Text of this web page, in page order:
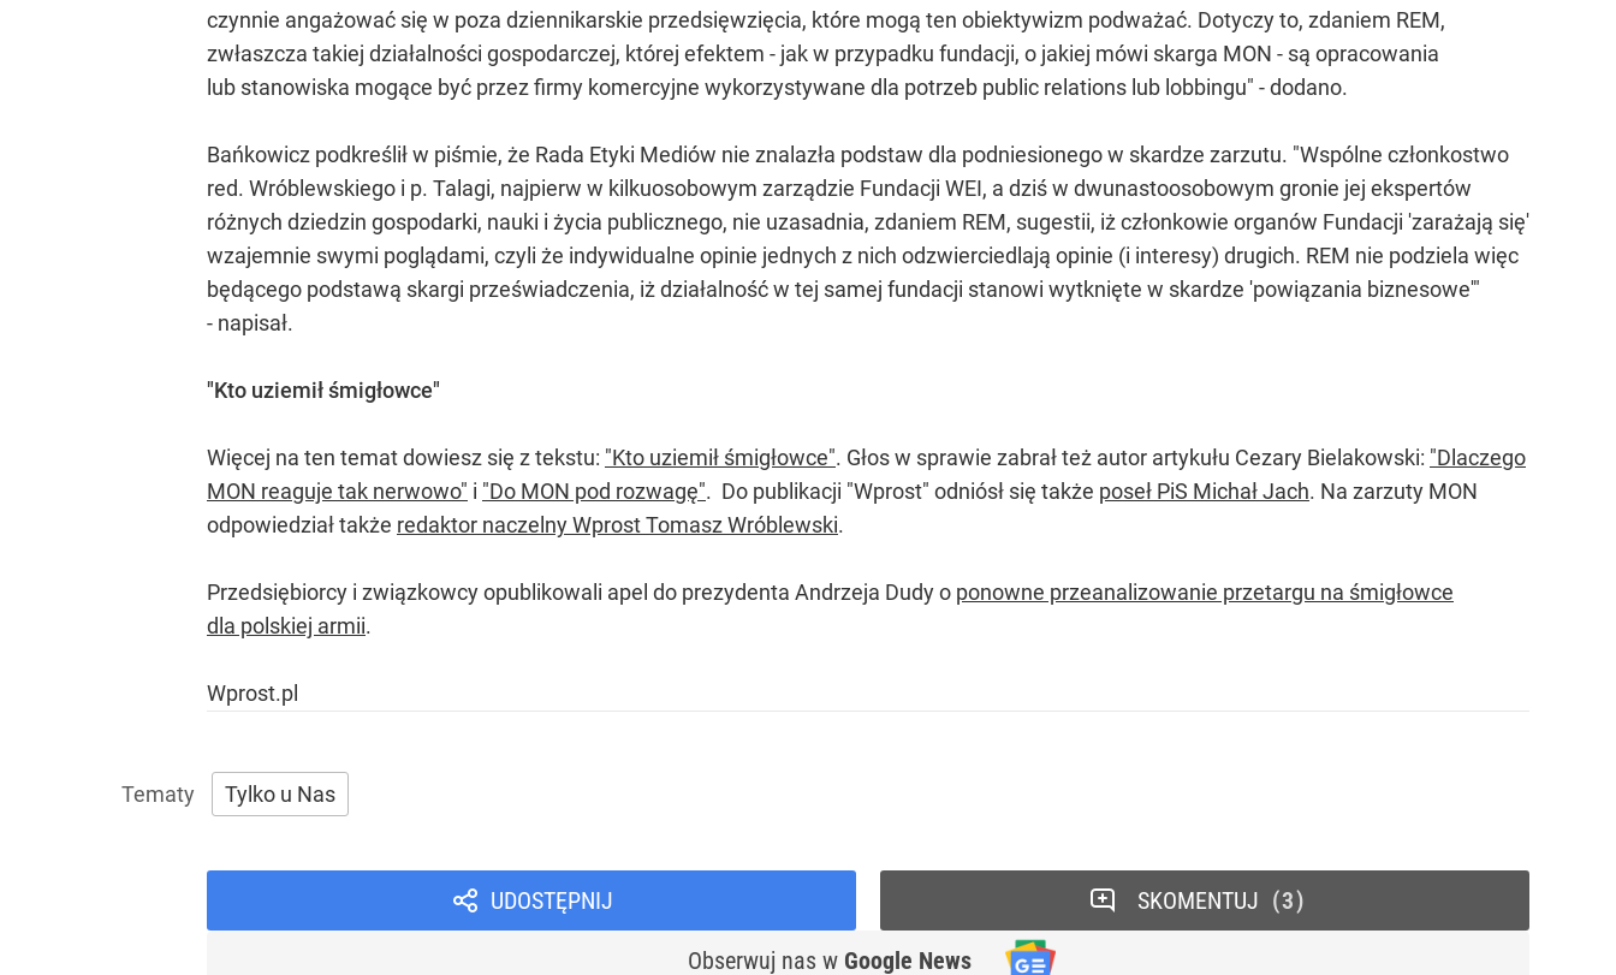
czynnie angażować się w poza dziennikarskie przedsięwzięcia, które mogą ten obiektywizm podważać. Dotyczy to, zdaniem REM,
zwłaszcza takiej działalności gospodarczej, której efektem - jak w przypadku fundacji, o jakiej mówi skarga MON - są opracowania
lub stanowiska mogące być przez firmy komercyjne wykorzystywane dla potrzeb public relations lub lobbingu" - dodano.
Bańkowicz podkreślił w piśmie, że Rada Etyki Mediów nie znalazła podstaw dla podniesionego w skardze zarzutu. "Wspólne członkostwo
red. Wróblewskiego i p. Talagi, najpierw w kilkuosobowym zarządzie Fundacji WEI, a dziś w dwunastoosobowym gronie jej ekspertów
różnych dziedzin gospodarki, nauki i życia publicznego, nie uzasadnia, zdaniem REM, sugestii, iż członkowie organów Fundacji 'zarażają się'
wzajemnie swymi poglądami, czyli że indywidualne opinie jednych z nich odzwierciedlają opinie (i interesy) drugich. REM nie podziela więc
będącego podstawą skargi przeświadczenia, iż działalność w tej samej fundacji stanowi wytknięte w skardze 'powiązania biznesowe'"
- napisał.
"Kto uziemił śmigłowce"
Więcej na ten temat dowiesz się z tekstu: "Kto uziemił śmigłowce". Głos w sprawie zabrał też autor artykułu Cezary Bielakowski: "Dlaczego
MON reaguje tak nerwowo" i "Do MON pod rozwagę". Do publikacji "Wprost" odniósł się także poseł PiS Michał Jach. Na zarzuty MON
odpowiedział także redaktor naczelny Wprost Tomasz Wróblewski.
Przedsiębiorcy i związkowcy opublikowali apel do prezydenta Andrzeja Dudy o ponowne przeanalizowanie przetargu na śmigłowce
dla polskiej armii.
Wprost.pl
Tylko u Nas
UDOSTĘPNIJ
Obserwuj nas w Google News
SKOMENTUJ 3